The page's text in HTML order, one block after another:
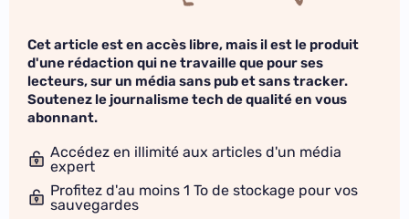
Cet article est en accès libre, mais il est le produit
d'une rédaction qui ne travaille que pour ses
lecteurs, sur un média sans pub et sans tracker.
Soutenez le journalisme tech de qualité en vous
abonnant.
Accédez en illimité aux articles d'un média
expert
Profitez d'au moins 1 To de stockage pour vos
sauvegardes